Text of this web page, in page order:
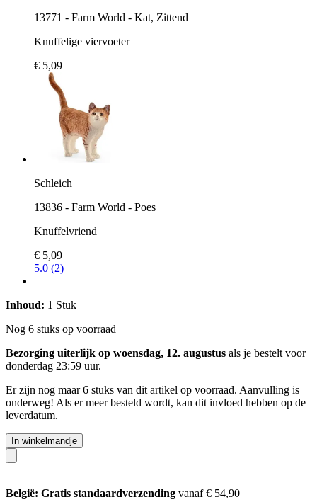
13771 - Farm World - Kat, Zittend
Knuffelige viervoeter
€ 5,09
Schleich
13836 - Farm World - Poes
Knuffelvriend
€ 5,09
5.0 (2)
Inhoud: 1 Stuk
Nog 6 stuks op voorraad
Bezorging uiterlijk op woensdag, 12. augustus als je bestelt voor
donderdag 23:59 uur.
Er zijn nog maar 6 stuks van dit artikel op voorraad. Aanvulling is
onderweg! Als er meer besteld wordt, kan dit invloed hebben op de
leverdatum.
In winkelmandje
België: Gratis standaardverzending vanaf € 54,90